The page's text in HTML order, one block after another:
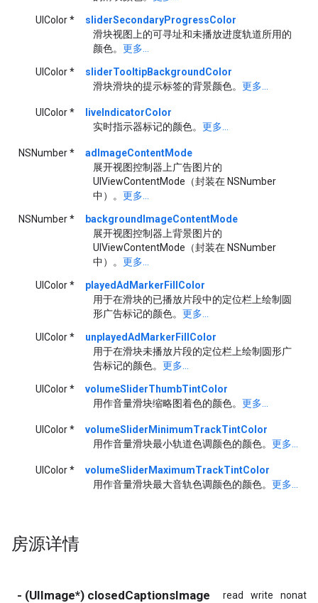
UIColor *
sliderSecondaryProgressColor
滑块视图上的可寻址和未播放进度轨道所用的
颜色。 更多...
UIColor *
sliderTooltipBackgroundColor
滑块滑块的提示标签的背景颜色。 更多...
UIColor *
liveIndicatorColor
实时指示器标记的颜色。 更多...
NSNumber *
adImageContentMode
展开视图控制器上广告图片的
UIViewContentMode（封装在 NSNumber
中）。 更多...
NSNumber *
backgroundImageContentMode
展开视图控制器上背景图片的
UIViewContentMode（封装在 NSNumber
中）。 更多...
UIColor *
playedAdMarkerFillColor
用于在滑块的已播放片段中的定位栏上绘制圆
形广告标记的颜色。 更多...
UIColor *
unplayedAdMarkerFillColor
用于在滑块未播放片段的定位栏上绘制圆形广
告标记的颜色。 更多...
UIColor *
volumeSliderThumbTintColor
用作音量滑块缩略图着色的颜色。 更多...
UIColor *
volumeSliderMinimumTrackTintColor
用作音量滑块最小轨道色调颜色的颜色。 更多...
UIColor *
volumeSliderMaximumTrackTintColor
用作音量滑块最大音轨色调颜色的颜色。 更多...
房源详情
- (UIImage*) closedCaptionsImage read write